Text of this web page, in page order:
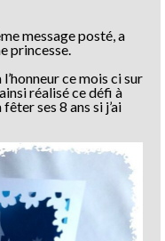
message posté, a
princesse.
ce mois ci sur
réalisé ce défi à
ses 8 ans si j’ai